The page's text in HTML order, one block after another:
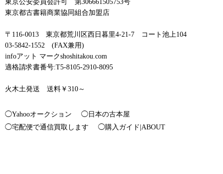
東京公安委員会許可 第306661505753号
東京都古書籍商業協同組合加盟店
〒116-0013 東京都荒川区西日暮里4-21-7 コート池上104
03-5842-1552 (FAX兼用)
infoアット マークshoshitakou.com
適格請求書番号:T5-8105-2910-8095
火木土発送 送料￥310～
◯Yahooオークション
◯日本の古本屋
◯宅配便で通信買取します
◯購入ガイド|ABOUT